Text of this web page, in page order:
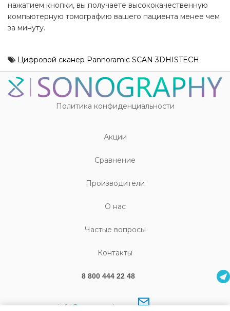
нажатием кнопки, вы получаете высококачественную
компьютерную томографию вашего пациента менее чем
за минуту.
Цифровой сканер Pannoramic SCAN 3DHISTECH
Политика конфиденциальности
Акции
Cравнение
Производители
О нас
Частые вопросы
Контакты
8 800 444 22 48
info@sonography.ru